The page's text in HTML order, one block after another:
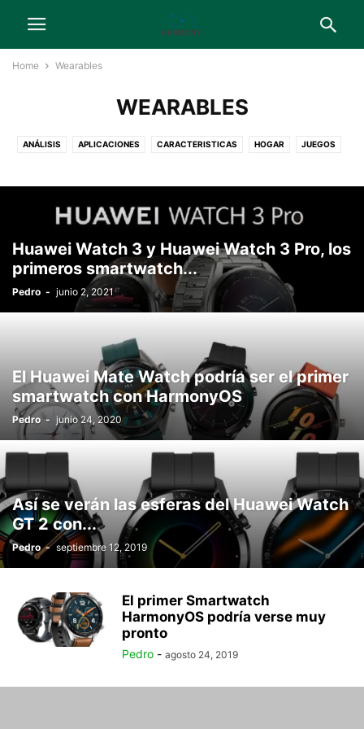
Home Wearables
WEARABLES
ANÁLISIS APLICACIONES CARACTERISTICAS HOGAR JUEGOS
WEARABLES
Huawei Watch 3 y Huawei Watch 3 Pro, los
primeros smartwatch...
Pedro - junio 2, 2021
El Huawei Mate Watch podría ser el primer
smartwatch con HarmonyOS
Pedro - junio 24, 2020
Así se verán las esferas del Huawei Watch
GT 2 con...
Pedro - septiembre 12, 2019
El primer Smartwatch
HarmonyOS podría verse muy
pronto
Pedro - agosto 24, 2019